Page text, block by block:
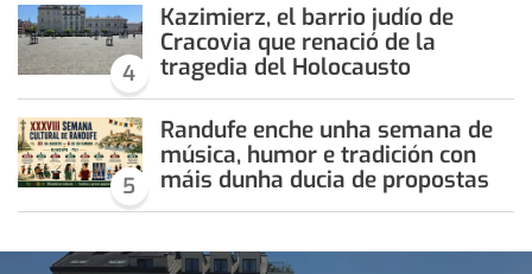
4
Kazimierz, el barrio judío de
Cracovia que renació de la
tragedia del Holocausto
5
Randufe enche unha semana de
música, humor e tradición con
máis dunha ducia de propostas